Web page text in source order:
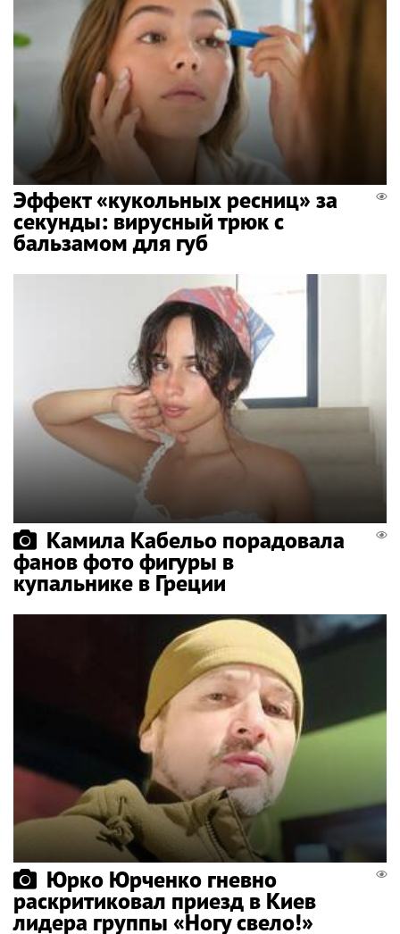
Эффект «кукольных ресниц» за
секунды: вирусный трюк с
бальзамом для губ
Камила Кабельо порадовала
фанов фото фигуры в
купальнике в Греции
Юрко Юрченко гневно
раскритиковал приезд в Киев
лидера группы «Ногу свело!»